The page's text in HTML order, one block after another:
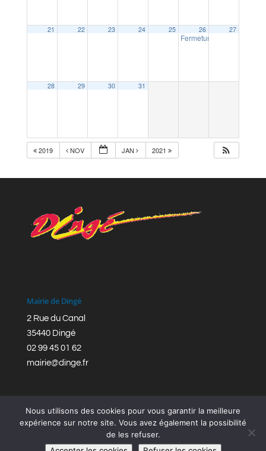
21 22 23 24 25 26
Fermeture de la Mairie
27
28 29 30 31
2019 NOV JAN 2021
Mairie de Dingé
2 Rue du Canal
35440 Dingé
02 99 45 01 62
mairie@dinge.fr
Réalisation © Mairie de Dingé,Bretagne Romantique
Nous utilisons des cookies pour vous garantir la meilleure
expérience sur notre site. Vous avez également la possibilité
de les refuser.